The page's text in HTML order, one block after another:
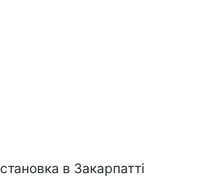
в Закарпатті